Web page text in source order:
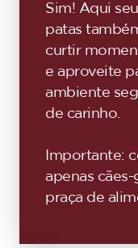
Sim! Aqui
patas
curtir
e aproveite
ambiente
de carinho.
Importante:
apenas
praça de